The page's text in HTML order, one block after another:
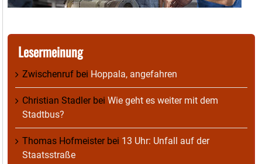
Lesermeinung
Zwischenruf bei Hoppala, angefahren
Christian Stadlerbei Wie geht es weiter mit dem
Stadtbus?
Thomas Hofmeisterbei 13 Uhr: Unfall auf der
Staatsstraße